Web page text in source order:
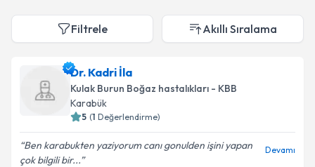
Filtrele Akıllı Sıralama
Dr. Kadri İla
Kulak Burun Boğaz hastalıkları - KBB
Karabük
5 (1 Değerlendirme)
Ben karabukten yaziyorum canı gonulden işini yapan
çok bilgili bir...
Devamı